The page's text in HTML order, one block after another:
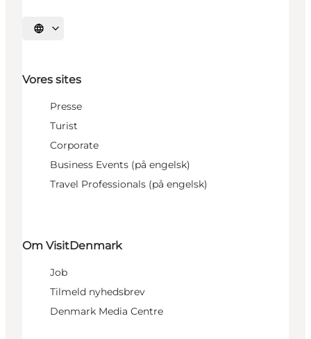
Vælg sprog
Vores sites
Presse
Turist
Corporate
Business Events (på engelsk)
Travel Professionals (på engelsk)
Om VisitDenmark
Job
Tilmeld nyhedsbrev
Denmark Media Centre